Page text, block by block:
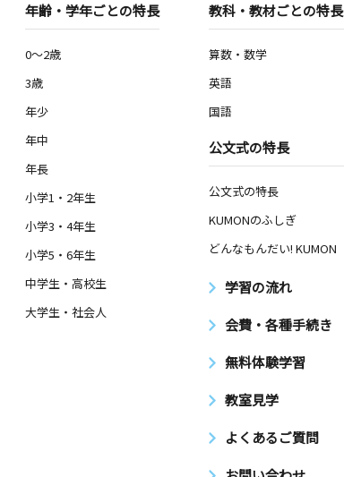
年齢・学年ごとの特長
0～2歳
3歳
年少
年中
年長
小学1・2年生
小学3・4年生
小学5・6年生
中学生・高校生
大学生・社会人
教科・教材ごとの特長
算数・数学
英語
国語
公文式の特長
公文式の特長
KUMONのふしぎ
どんなもんだい! KUMON
学習の流れ
会費・各種手続き
無料体験学習
教室見学
よくあるご質問